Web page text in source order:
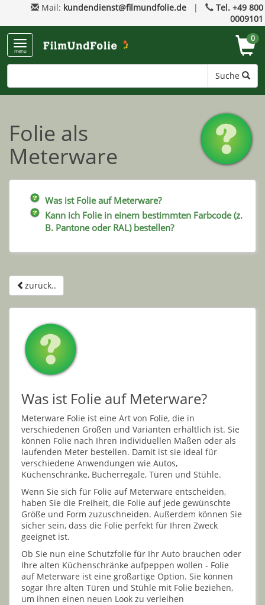
Mail: kundendienst@filmundfolie.de |
Tel. +49 800
0009101
menu
Suche
0
Folie als
Meterware
Was ist Folie auf Meterware?
Kann ich Folie in einem bestimmten Farbcode (z.
B. Pantone oder RAL) bestellen?
zurück..
Was ist Folie auf Meterware?
Meterware Folie ist eine Art von Folie, die in
verschiedenen Größen und Varianten erhältlich ist. Sie
können Folie nach Ihren individuellen Maßen oder als
laufenden Meter bestellen. Damit ist sie ideal für
verschiedene Anwendungen wie Autos,
Küchenschränke, Bücherregale, Türen und Stühle.
Wenn Sie sich für Folie auf Meterware entscheiden,
haben Sie die Freiheit, die Folie auf jede gewünschte
Größe und Form zuzuschneiden. Außerdem können Sie
sicher sein, dass die Folie perfekt für Ihren Zweck
geeignet ist.
Ob Sie nun eine Schutzfolie für Ihr Auto brauchen oder
Ihre alten Küchenschränke aufpeppen wollen - Folie
auf Meterware ist eine großartige Option. Sie können
sogar Ihre alten Türen und Stühle mit Folie beziehen,
um ihnen einen neuen Look zu verleihen